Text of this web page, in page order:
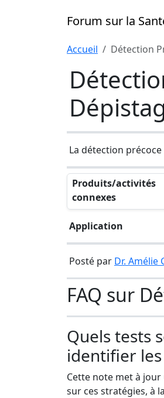
Forum sur la
Accueil Détection
La détection
Produits/activités
connexes
Application
Posté par Dr. Amélie
FAQ sur
Quels tests
identifier
Cette note met à
sur ces stratégies, à